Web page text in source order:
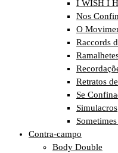
I WISH I
Nos
O
Raccords
Retratos
Se
Simulacros
Contra-campo
Body Double